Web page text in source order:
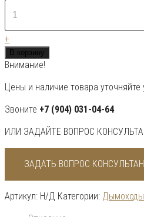
товара
Коническое
окончание
трехконтурное
(КДМ)
+
В корзину
Внимание!
Цены и наличие товара
Звоните +7 (904) 031-04-64
ИЛИ ЗАДАЙТЕ ВОПРОС
ЗАДАТЬ ВОПРОС
Артикул: Н/Д Категории: Дымоходы